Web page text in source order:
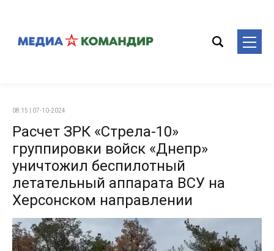
08:15 | 07-10-2024
Расчет ЗРК «Стрела-10»
группировки войск «Днепр»
уничтожил беспилотный
летательный аппарата ВСУ на
Херсонском направлении